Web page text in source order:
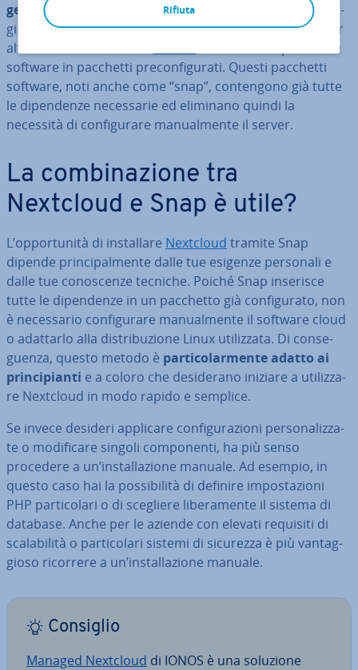
gestione dei pacchetti basato su Linux
, svi­lup­pa­to ori­
gi­na­ria­men­te per Ubuntu, ma ora di­spo­ni­bi­le anche per
altre di­stri­bu­zio­ni come
o Fedora. Snap fornisce
software in pacchetti pre­con­fi­gu­ra­ti. Questi pacchetti
software, noti anche come “snap”, con­ten­go­no già tutte
le di­pen­den­ze ne­ces­sa­rie ed eliminano quindi la
necessità di con­fi­gu­ra­re ma­nual­men­te il server.
La com­bi­na­zio­ne tra
Nextcloud e Snap è utile?
L’op­por­tu­ni­tà di in­stal­la­re Nextcloud tramite Snap
dipende prin­ci­pal­men­te dalle tue esigenze personali e
dalle tue co­no­scen­ze tecniche. Poiché Snap inserisce
tutte le di­pen­den­ze in un pacchetto già con­fi­gu­ra­to, non
è ne­ces­sa­rio con­fi­gu­ra­re ma­nual­men­te il software cloud
o adattarlo alla di­stri­bu­zio­ne Linux uti­liz­za­ta. Di con­se­
guen­za, questo metodo è par­ti­co­lar­men­te adatto ai
prin­ci­pian­ti e a coloro che de­si­de­ra­no iniziare a uti­liz­za­
re Nextcloud in modo rapido e semplice.
Se invece desideri applicare con­fi­gu­ra­zio­ni per­so­na­liz­za­
te o mo­di­fi­ca­re singoli com­po­nen­ti, ha più senso
procedere a un’in­stal­la­zio­ne manuale. Ad esempio, in
questo caso hai la pos­si­bi­li­tà di definire im­po­sta­zio­ni
PHP par­ti­co­la­ri o di scegliere li­be­ra­men­te il sistema di
database. Anche per le aziende con elevati requisiti di
sca­la­bi­li­tà o par­ti­co­la­ri sistemi di sicurezza è più van­tag­
gio­so ricorrere a un’in­stal­la­zio­ne manuale.
Consiglio
Managed Nextcloud di IONOS è una soluzione
Rifiuta